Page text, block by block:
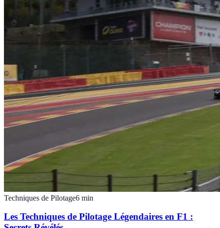
Techniques de Pilotage6 min
Les Techniques de Pilotage Légendaires en F1 :